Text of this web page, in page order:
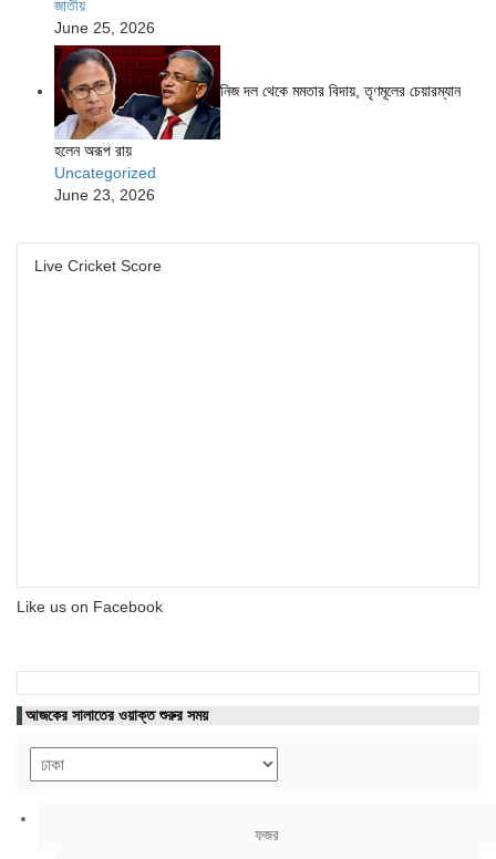
জাতীয়
June 25, 2026
নিজ দল থেকে মমতার বিদায়, তৃণমূলের চেয়ারম্যান
হলেন অরূপ রায়
Uncategorized
June 23, 2026
Live Cricket Score
Like us on Facebook
আজকের সালাতের ওয়াক্ত শুরুর সময়
ফজর